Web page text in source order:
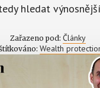
hledat
Zařazeno pod: Články
Wealth